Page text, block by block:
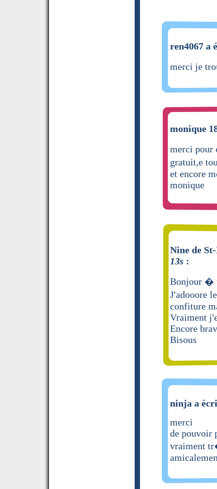
ren4067 a
merci je
monique
merci pour
gratuit,e
et encore
monique
Nine de
13s :
Bonjour �
J'adooore
confiture
Vraiment
Encore
Bisous
ninja a
merci
de pouvoir
vraiment